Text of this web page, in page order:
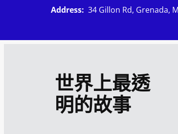
主
世界上最透
明的故事
Address: 34 Gillon Rd, Grenada,